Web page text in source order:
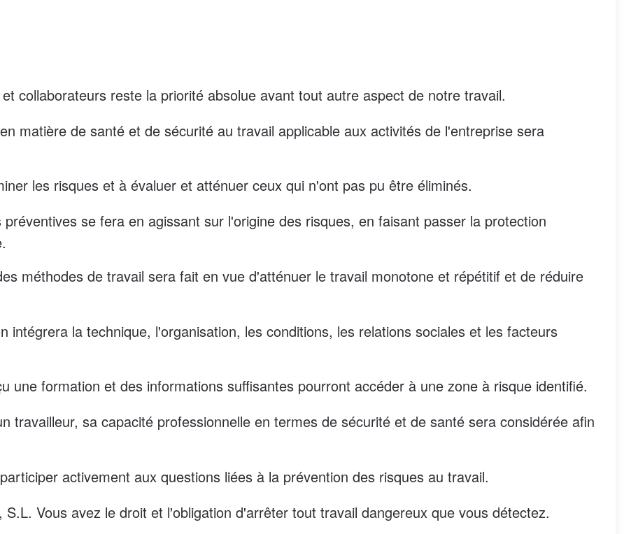
collaborateurs reste la priorité absolue avant tout autre aspect de notre travail.
matière de santé et de sécurité au travail applicable aux activités de l'entreprise sera
les risques et à évaluer et atténuer ceux qui n'ont pas pu être éliminés.
se fera en agissant sur l'origine des risques, en faisant passer la protection
méthodes de travail sera fait en vue d'atténuer le travail monotone et répétitif et de réduire
intégrera la technique, l'organisation, les conditions, les relations sociales et les facteurs
une formation et des informations suffisantes pourront accéder à une zone à risque identifié.
travailleur, sa capacité professionnelle en termes de sécurité et de santé sera considérée afin
activement aux questions liées à la prévention des risques au travail.
Vous avez le droit et l'obligation d'arrêter tout travail dangereux que vous détectez.